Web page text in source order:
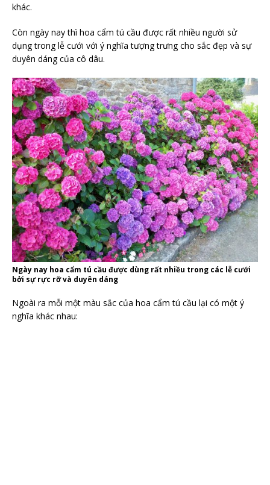
khác.
Còn ngày nay thì hoa cẩm tú cầu được rất nhiều người sử
dụng trong lễ cưới với ý nghĩa tượng trưng cho sắc đẹp và sự
duyên dáng của cô dâu.
Ngày nay hoa cẩm tú cầu được dùng rất nhiều trong các lễ cưới
bởi sự rực rỡ và duyên dáng
Ngoài ra mỗi một màu sắc của hoa cẩm tú cầu lại có một ý
nghĩa khác nhau: